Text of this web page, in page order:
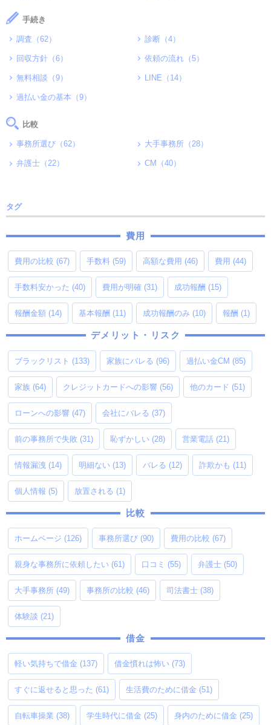
手続き
調査（62） 診断（4）
回収方針（6） 依頼の流れ（5）
無料相談（9） LINE（14）
過払い金の基本（9）
比較
事務所選び（62） 大手事務所（28）
弁護士（22） CM（40）
タグ
費用
費用の比較 (67) 手数料 (59) 高額な費用 (46) 費用 (44)
手数料安かった (40) 費用が明確 (31) 成功報酬 (15)
報酬金額 (14) 基本報酬 (11) 成功報酬のみ (10) 報酬 (1)
デメリット・リスク
ブラックリスト (133) 家族にバレる (96) 過払い金CM (85)
家族 (64) クレジットカードへの影響 (56) 他のカード (51)
ローンへの影響 (47) 会社にバレる (37)
前の事務所で失敗 (31) 恥ずかしい (28) 営業電話 (21)
情報漏洩 (14) 明細ない (13) バレる (12) 詐欺かも (11)
個人情報 (5) 放置される (1)
比較
ホームページ (126) 事務所選び (90) 費用の比較 (67)
親身な事務所に依頼したい (61) 口コミ (55) 弁護士 (50)
大手事務所 (49) 事務所の比較 (46) 司法書士 (38)
体験談 (21)
借金
軽い気持ちで借金 (137) 借金慣れは怖い (73)
すぐに返せると思った (61) 生活費のために借金 (51)
自転車操業 (38) 学生時代に借金 (25) 身内のために借金 (25)